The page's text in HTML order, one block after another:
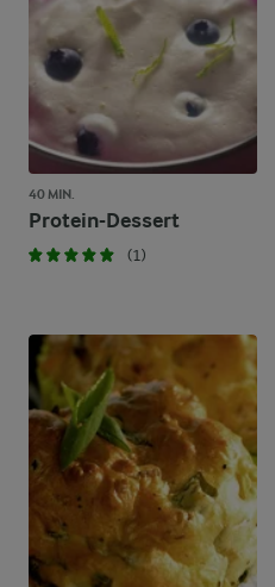
40 MIN.
Protein-Dessert
(1)